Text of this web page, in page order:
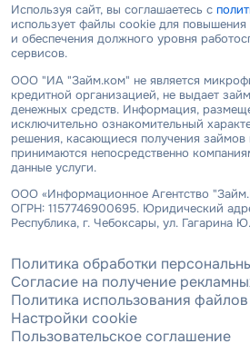
Используя сайт, вы соглашаетесь с
использует файлы cookie для повышения
и обеспечения должного уровня
сервисов.
ООО "ИА "Займ.ком" не является
кредитной организацией, не выдает
денежных средств. Информация,
исключительно ознакомительный
решения, касающиеся получения займов
принимаются непосредственно
данные услуги.
ООО «Информационное Агентство
ОГРН: 1157746900695. Юридический
Республика, г. Чебоксары, ул. Гагарина
Политика обработки
Согласие на получение
Политика использования
Настройки cookie
Пользовательское соглашение